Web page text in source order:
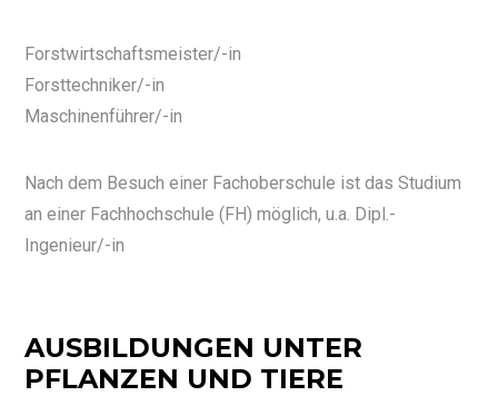
Forstwirtschaftsmeister/-in
Forsttechniker/-in
Maschinenführer/-in
Nach dem Besuch einer Fachoberschule ist das Studium
an einer Fachhochschule (FH) möglich, u.a. Dipl.-
Ingenieur/-in
AUSBILDUNGEN UNTER
PFLANZEN UND TIERE